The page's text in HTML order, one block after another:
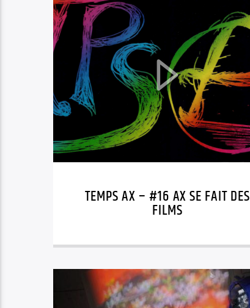
TEMPS AX – #16 AX SE FAIT DES
FILMS